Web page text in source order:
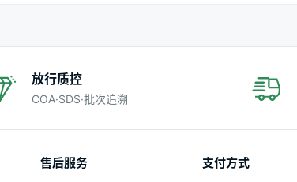
放行质控
COA·SDS·批次追溯
售后服务 支付方式